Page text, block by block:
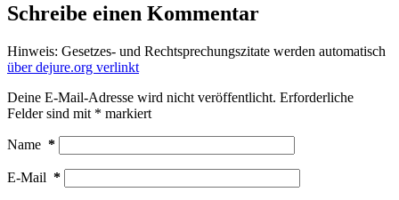
Schreibe einen Kommentar
Hinweis: Gesetzes- und Rechtsprechungszitate werden automatisch
über dejure.org verlinkt
Deine E-Mail-Adresse wird nicht veröffentlicht. Erforderliche
Felder sind mit * markiert
Name *
E-Mail *